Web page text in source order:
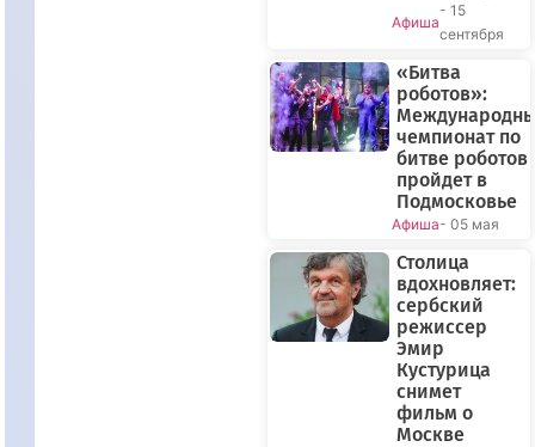
Афиша
- 15
сентября
«Битва
роботов»:
чемпионат по
битве роботов
пройдет в
Подмосковье
Афиша- 05 мая
Столица
вдохновляет:
сербский
режиссер
Эмир
Кустурица
снимет
фильм о
Москве